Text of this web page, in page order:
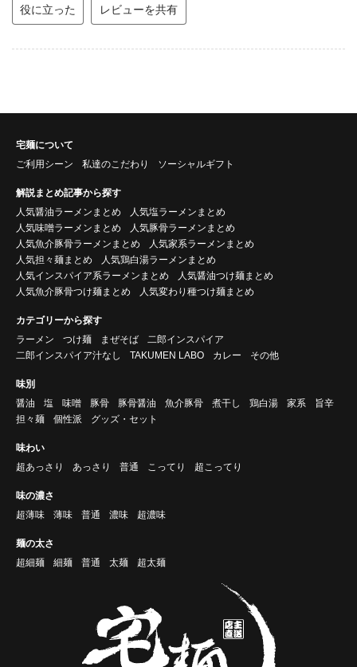
役に立った レビューを共有
宅麺について
ご利用シーン
私達のこだわり ソーシャルギフト
解説まとめ記事から探す
人気醤油ラーメンまとめ
人気塩ラーメンまとめ
人気味噌ラーメンまとめ
人気豚骨ラーメンまとめ
人気魚介豚骨ラーメンまとめ
人気家系ラーメンまとめ
人気担々麺まとめ
人気鶏白湯ラーメンまとめ
人気インスパイア系ラーメンまとめ
人気醤油つけ麺まとめ
人気魚介豚骨つけ麺まとめ
人気変わり種つけ麺まとめ
カテゴリーから探す
ラーメン
つけ麺 まぜそば
二郎インスパイア
二郎インスパイア汁なし
TAKUMEN LABO カレー その他
味別
醤油
塩 味噌 豚骨 豚骨醤油 魚介豚骨 煮干し 鶏白湯 家系
旨辛
担々麺
個性派 グッズ・セット
味わい
超あっさり
あっさり 普通 こってり 超こってり
味の濃さ
超薄味
薄味 普通 濃味 超濃味
麺の太さ
超細麺
細麺 普通 太麺 超太麺